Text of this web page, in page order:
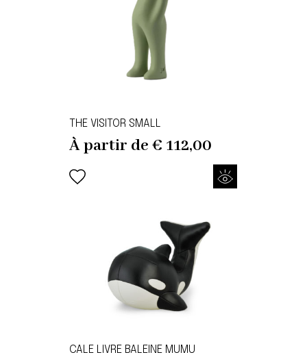
THE VISITOR SMALL
À partir de€ 112,00
CALE LIVRE BALEINE MUMU